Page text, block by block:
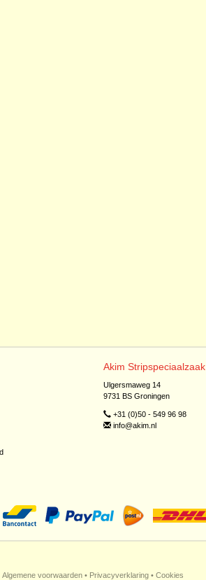
Akim Stripspeciaalzaak
Ulgersmaweg 14
9731 BS Groningen
+31 (0)50 - 549 96 98
info@akim.nl
Algemene voorwaarden • Privacyverklaring • Cookies